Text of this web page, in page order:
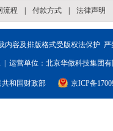
流程 付款方式 法律声明
容及排版格式受版权法保护 严
运营单位：北京华做科技集团
共和国财政部 京ICP备